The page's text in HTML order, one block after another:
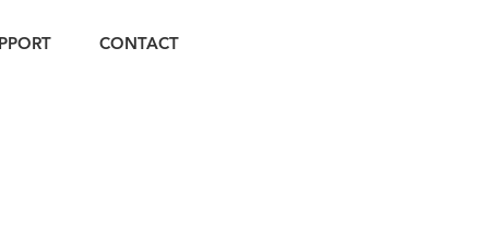
CONTACT